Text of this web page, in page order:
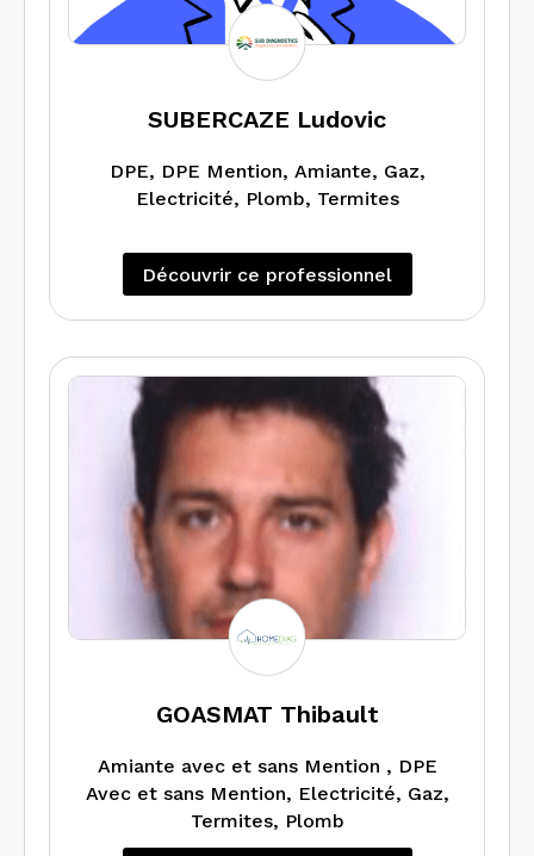
SUBERCAZE Ludovic
DPE, DPE Mention, Amiante, Gaz,
Electricité, Plomb, Termites
Découvrir ce professionnel
GOASMAT Thibault
Amiante avec et sans Mention , DPE
Avec et sans Mention, Electricité, Gaz,
Termites, Plomb